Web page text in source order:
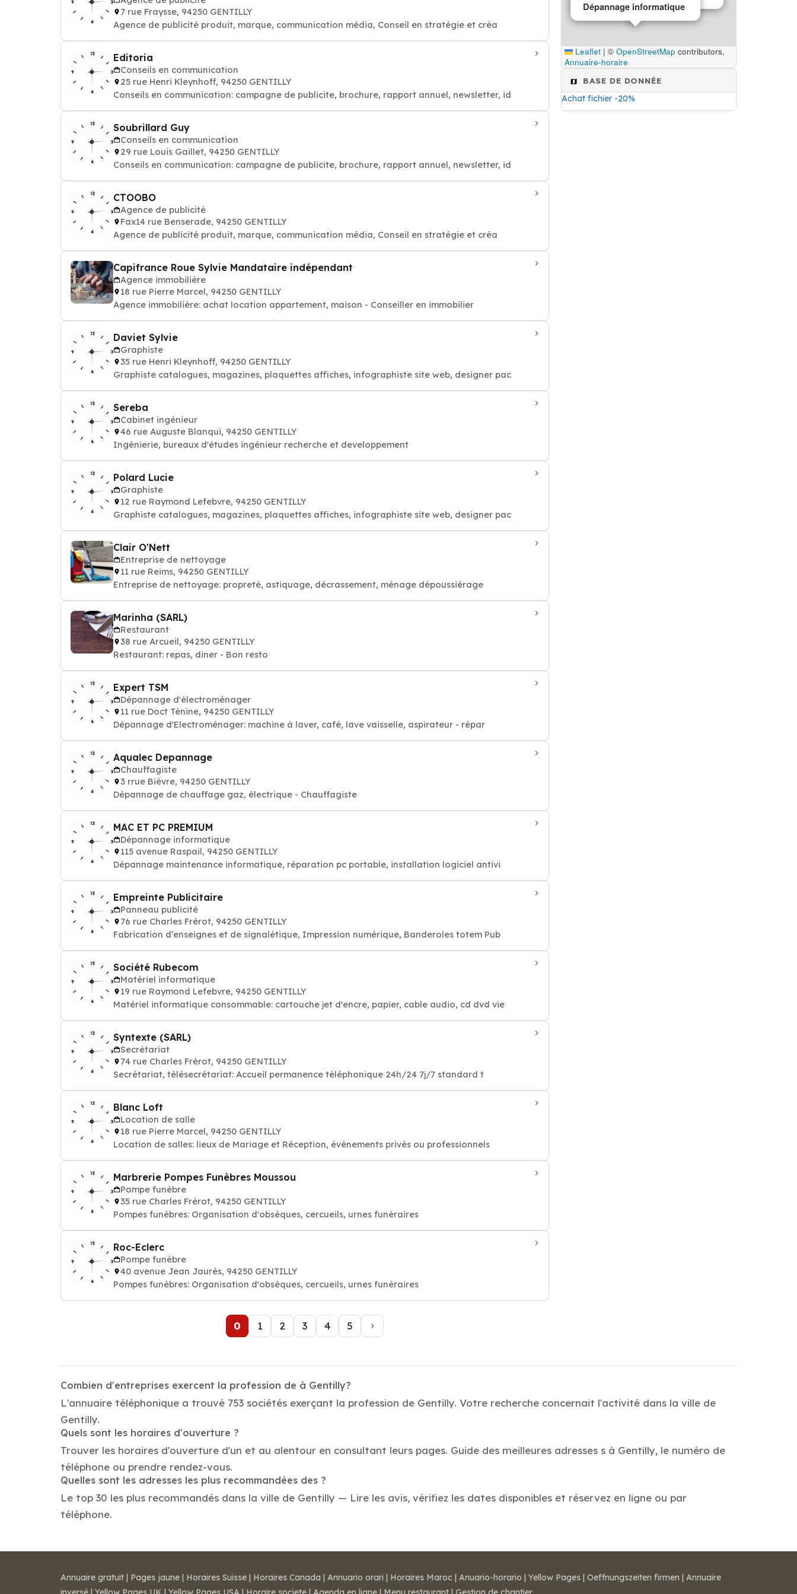
7 rue Fraysse, 94250 GENTILLY
Agence de publicité produit, marque, communication média, Conseil en stratégie et créa
Editoria
Conseils en communication
25 rue Henri Kleynhoff, 94250 GENTILLY
Conseils en communication: campagne de publicite, brochure, rapport annuel, newsletter, id
Soubrillard Guy
Conseils en communication
29 rue Louis Gaillet, 94250 GENTILLY
Conseils en communication: campagne de publicite, brochure, rapport annuel, newsletter, id
CTOOBO
Agence de publicité
Fax14 rue Benserade, 94250 GENTILLY
Agence de publicité produit, marque, communication média, Conseil en stratégie et créa
Capifrance Roue Sylvie Mandataire indépendant
Agence immobilière
18 rue Pierre Marcel, 94250 GENTILLY
Agence immobilière: achat location appartement, maison - Conseiller en immobilier
Daviet Sylvie
Graphiste
35 rue Henri Kleynhoff, 94250 GENTILLY
Graphiste catalogues, magazines, plaquettes affiches, infographiste site web, designer pac
Sereba
Cabinet ingénieur
46 rue Auguste Blanqui, 94250 GENTILLY
Ingénierie, bureaux d'études ingénieur recherche et developpement
Polard Lucie
Graphiste
12 rue Raymond Lefebvre, 94250 GENTILLY
Graphiste catalogues, magazines, plaquettes affiches, infographiste site web, designer pac
Clair O'Nett
Entreprise de nettoyage
11 rue Reims, 94250 GENTILLY
Entreprise de nettoyage: propreté, astiquage, décrassement, ménage dépoussiérage
Marinha (SARL)
Restaurant
38 rue Arcueil, 94250 GENTILLY
Restaurant: repas, diner - Bon resto
Expert TSM
Dépannage d'électroménager
11 rue Doct Ténine, 94250 GENTILLY
Dépannage d'Electroménager: machine à laver, café, lave vaisselle, aspirateur - répar
Aqualec Depannage
Chauffagiste
3 rrue Bièvre, 94250 GENTILLY
Dépannage de chauffage gaz, électrique - Chauffagiste
MAC ET PC PREMIUM
Dépannage informatique
115 avenue Raspail, 94250 GENTILLY
Dépannage maintenance informatique, réparation pc portable, installation logiciel antivi
Empreinte Publicitaire
Panneau publicité
76 rue Charles Frérot, 94250 GENTILLY
Fabrication d’enseignes et de signalétique, Impression numérique, Banderoles totem Pub
Société Rubecom
Matériel informatique
19 rue Raymond Lefebvre, 94250 GENTILLY
Matériel informatique consommable: cartouche jet d'encre, papier, cable audio, cd dvd vie
Syntexte (SARL)
Secrétariat
74 rue Charles Frérot, 94250 GENTILLY
Secrétariat, télésecrétariat: Accueil permanence téléphonique 24h/24 7j/7 standard t
Blanc Loft
Location de salle
18 rue Pierre Marcel, 94250 GENTILLY
Location de salles: lieux de Mariage et Réception, évènements privés ou professionnels
Marbrerie Pompes Funèbres Moussou
Pompe funèbre
35 rue Charles Frérot, 94250 GENTILLY
Pompes funèbres: Organisation d'obsèques, cercueils, urnes funéraires
Roc-Eclerc
Pompe funèbre
40 avenue Jean Jaurès, 94250 GENTILLY
Pompes funèbres: Organisation d'obsèques, cercueils, urnes funéraires
0 1 2 3 4 5
Dépannage informatique
Leaflet | © OpenStreetMap contributors,
Annuaire-horaire
BASE DE DONNÉE
Achat fichier -20%
Combien d'entreprises exercent la profession de à Gentilly?
L'annuaire téléphonique a trouvé 753 sociétés exerçant la profession de Gentilly. Votre recherche concernait l'activité dans la ville de
Gentilly.
Quels sont les horaires d'ouverture ?
Trouver les horaires d'ouverture d'un et au alentour en consultant leurs pages. Guide des meilleures adresses s à Gentilly, le numéro de
téléphone ou prendre rendez-vous.
Quelles sont les adresses les plus recommandées des ?
Le top 30 les plus recommandés dans la ville de Gentilly — Lire les avis, vérifiez les dates disponibles et réservez en ligne ou par
téléphone.
Annuaire gratuit | Pages jaune | Horaires Suisse | Horaires Canada | Annuario orari | Horaires Maroc | Anuario-horario | Yellow Pages | Oeffnungszeiten firmen | Annuaire